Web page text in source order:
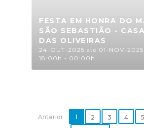
FESTA EM HONRA DO
SÃO SEBASTIÃO -
DAS OLIVEIRAS
24-OUT-2025 até 01-NOV-2025
18:00h - 00:00h
Anterior 1 2 3 4
5